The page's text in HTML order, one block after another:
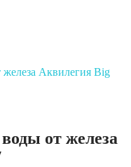
Аквилегия Big
от железа